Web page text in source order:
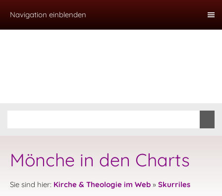
Navigation einblenden
Mönche in den Charts
Sie sind hier: Kirche & Theologie im Web » Skurriles